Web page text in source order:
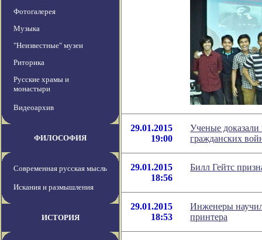
Фотогалерея
Музыка
"Неизвестные" музеи
Риторика
Русские храмы и
монастыри
Видеоархив
ФИЛОСОФИЯ
Современная русская мысль
Искания и размышления
ИСТОРИЯ
29.01.2015
19:00
Ученые
гражданских
29.01.2015
18:56
Билл Гейтс
29.01.2015
18:53
Инженеры
принтера